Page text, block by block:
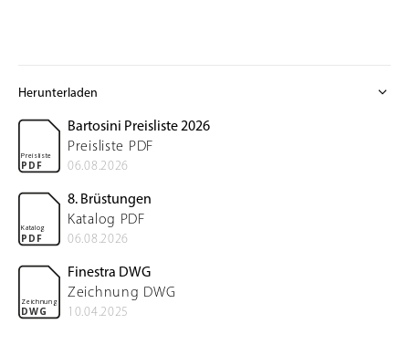
Herunterladen expand_more
Preisliste
PDF
Bartosini Preisliste 2026
Preisliste PDF
06.08.2026
Katalog
PDF
8. Brüstungen
Katalog PDF
06.08.2026
Zeichnung
DWG
Finestra DWG
Zeichnung DWG
10.04.2025